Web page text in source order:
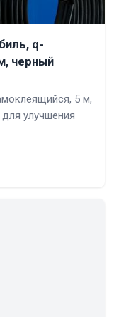
q-
черный
5 м,
улучшения